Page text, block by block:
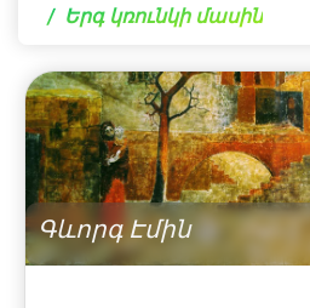
Երգ կռունկի մասին
Գևորգ Էմին